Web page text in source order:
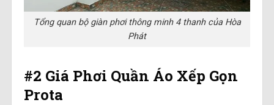
Tổng quan bộ giàn phơi thông minh 4 thanh của Hòa
Phát
#2 Giá Phơi Quần Áo Xếp Gọn
Prota